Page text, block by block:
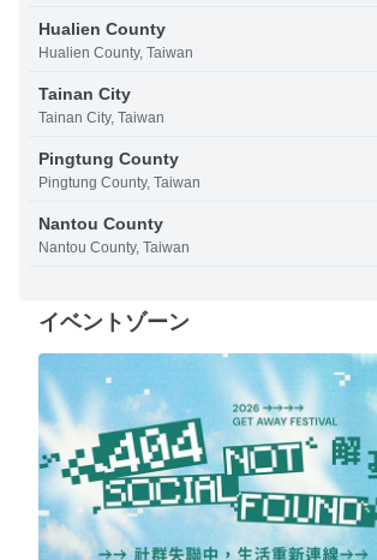
Hualien County
Hualien County, Taiwan
Tainan City
Tainan City, Taiwan
Pingtung County
Pingtung County, Taiwan
Nantou County
Nantou County, Taiwan
イベントゾーン